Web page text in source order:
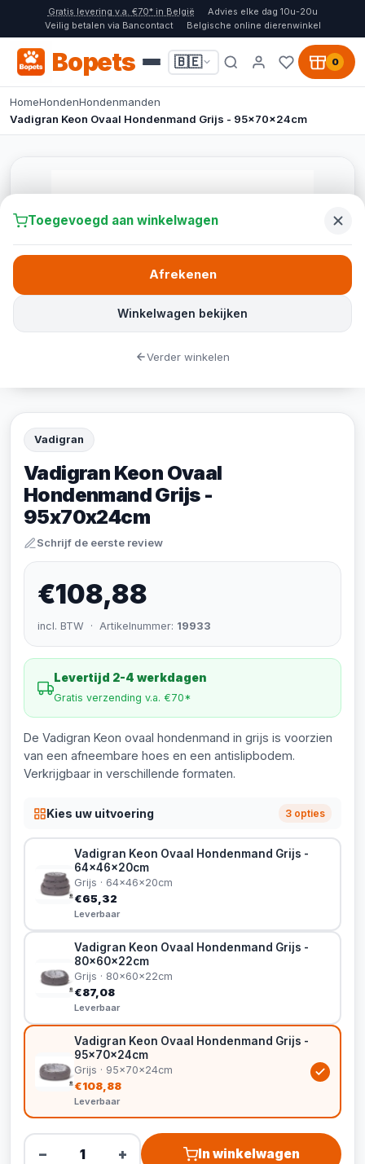
Gratis levering v.a. €70* in België
Advies elke dag 10u-20u
Veilig betalen via Bancontact
Belgische online dierenwinkel
Bopets 🇧🇪 0
HomeHondenHondenmanden
Vadigran Keon Ovaal Hondenmand Grijs - 95x70x24cm
Vadigran
Vadigran Keon Ovaal
Hondenmand Grijs -
95x70x24cm
Schrijf de eerste review
€108,88
incl. BTW · Artikelnummer: 19933
Levertijd 2-4 werkdagen
Gratis verzending v.a. €70*
De Vadigran Keon ovaal hondenmand in grijs is voorzien
van een afneembare hoes en een antislipbodem.
Verkrijgbaar in verschillende formaten.
Kies uw uitvoering 3 opties
Vadigran Keon Ovaal Hondenmand Grijs -
64x46x20cm
Grijs · 64x46x20cm
€65,32
Leverbaar
Vadigran Keon Ovaal Hondenmand Grijs -
80x60x22cm
Grijs · 80x60x22cm
€87,08
Leverbaar
Vadigran Keon Ovaal Hondenmand Grijs -
95x70x24cm
Grijs · 95x70x24cm
€108,88
Leverbaar
− + In winkelwagen
Toegevoegd aan winkelwagen
Winkelwagen bekijken
Afrekenen
Verder winkelen